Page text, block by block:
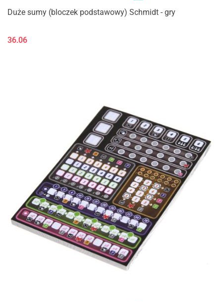
Duże sumy (bloczek podstawowy) Schmidt - gry
36.06